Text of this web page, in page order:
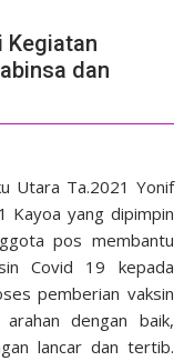
Kegiatan
dan
Utara Ta.2021 Yonif
Kayoa yang dipimpin
pos membantu
Covid 19 kepada
pemberian vaksin
dengan baik,
lancar dan tertib.